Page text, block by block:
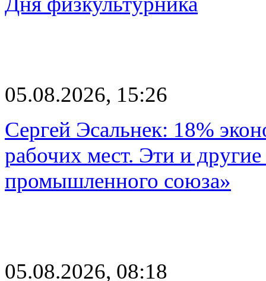
05.08.2026, 15:26
Сергей Эсальнек: 18%
рабочих мест. Эти и
промышленного союза»
05.08.2026, 08:18